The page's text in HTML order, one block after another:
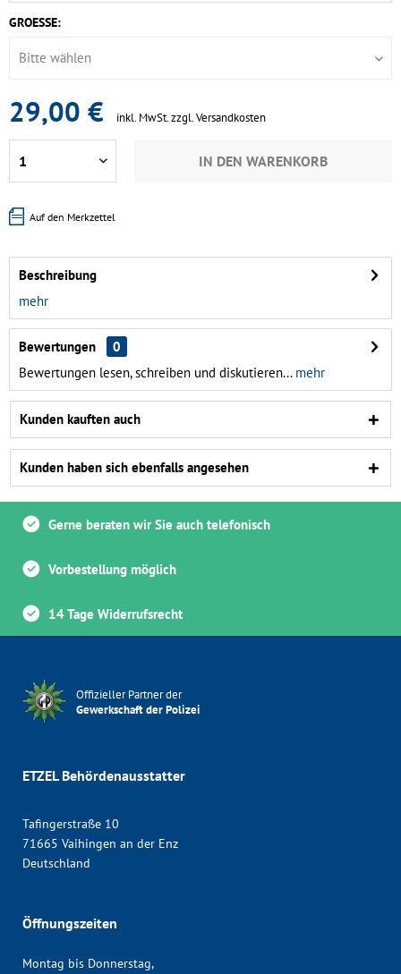
GROESSE:
29,00 € inkl. MwSt.zzgl. Versandkosten
IN DEN WARENKORB
Auf den Merkzettel
Beschreibung
mehr
Bewertungen
0
Bewertungen lesen, schreiben und diskutieren...mehr
Kunden kauften auch
Kunden haben sich ebenfalls angesehen
Gerne beraten wir Sie auch telefonisch
Vorbestellung möglich
14 Tage Widerrufsrecht
Offizieller Partner der
Gewerkschaft der Polizei
ETZEL Behördenausstatter
Tafingerstraße 10
71665 Vaihingen an der Enz
Deutschland
Öffnungszeiten
Montag bis Donnerstag,